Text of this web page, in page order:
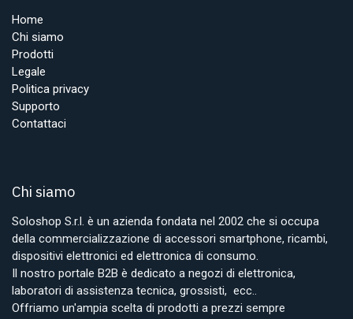
Home
Chi siamo
Prodotti
Legale
Politica privacy
Supporto
Contattaci
Chi siamo
Soloshop S.r.l. è un azienda fondata nel 2002 che si occupa
della commercializzazione di accessori smartphone, ricambi,
dispositivi elettronici ed elettronica di consumo.
Il nostro portale B2B è dedicato a negozi di elettronica,
laboratori di assistenza tecnica, grossisti, ecc..
Offriamo un'ampia scelta di prodotti a prezzi sempre